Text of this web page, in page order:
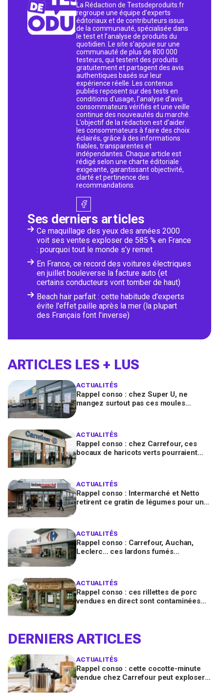
La Rédaction de Testsdeproduits.fr
regroupe une équipe d’experts
éditoriaux et de contributeurs issus
de la communauté, spécialisée dans
le test et l’analyse de produits du
quotidien. Le site s’appuie sur une
communauté de plus de 800 000
testeurs, qui testent des produits
gratuitement et partagent des avis
authentiques basés sur leur
expérience réelle. Les contenus
publiés reposent sur des tests en
conditions d’usage, l’analyse d’avis
consommateurs vérifiés et une veille
continue des nouveautés du marché.
L’objectif de la rédaction est d’aider
les consommateurs à faire des choix
éclairés, grâce à des informations
fiables, transparentes et
indépendantes. Chaque article est
rédigé selon une charte éditoriale
exigeante, garantissant objectivité,
clarté et pertinence des
recommandations.
Ses derniers articles
Ce maquillage des yeux des années 2000
voit ses ventes exploser de 585 % en France
: pourquoi tout le monde s’y remet
En France, ce record des voitures électriques
en juillet bouleverse la facture auto (et
certains conducteurs vont tomber de haut)
Beach hair parfait : cette habitude d'experts
évite l'effet paille après la mer (la plupart
des Français font l'inverse)
ARTICLES LES + LUS
ACTUALITÉS
Rappel conso : chez Super U, ne
mangez surtout pas ces moules
ACTUALITÉS
Rappel conso : chez Carrefour, ces
bocaux de haricots verts pourraient
ACTUALITÉS
Rappel conso : Intermarché et Netto
retirent ce gratin de légumes pour un
ACTUALITÉS
Rappel conso : Carrefour, Auchan,
Leclerc... ces lardons fumés
ACTUALITÉS
Rappel conso : ces rillettes de porc
vendues en direct sont contaminées
DERNIERS ARTICLES
ACTUALITÉS
Rappel conso : cette cocotte-minute
vendue chez Carrefour peut exploser